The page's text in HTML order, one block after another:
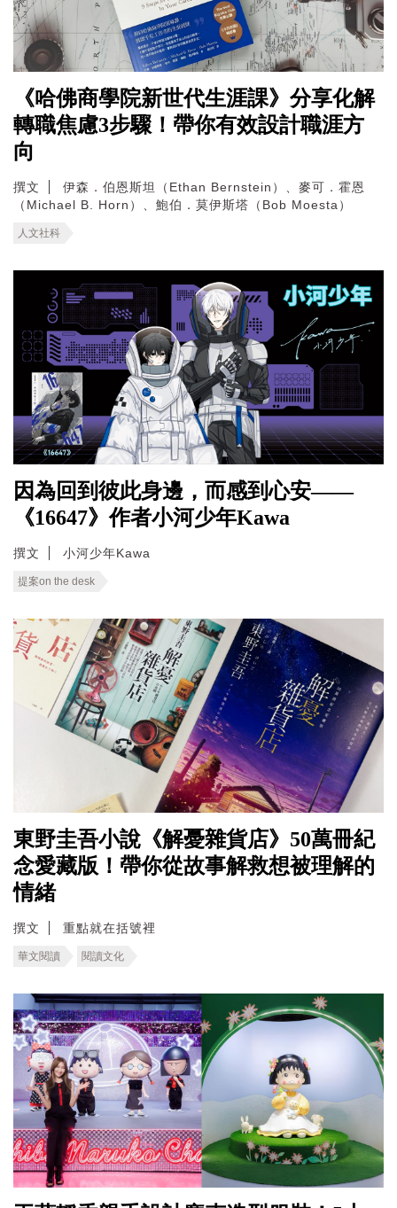
《哈佛商學院新世代生涯課》分享化解
轉職焦慮3步驟！帶你有效設計職涯方
向
撰文
伊森．伯恩斯坦（Ethan Bernstein）、麥可．霍恩
（Michael B. Horn）、鮑伯．莫伊斯塔（Bob Moesta）
人文社科
因為回到彼此身邊，而感到心安——
《16647》作者小河少年Kawa
撰文 小河少年Kawa
提案on the desk
東野圭吾小說《解憂雜貨店》50萬冊紀
念愛藏版！帶你從故事解救想被理解的
情緒
撰文 重點就在括號裡
華文閱讀 閱讀文化